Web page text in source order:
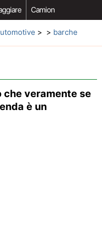
Camion
Car Opzioni Aftermarket
> > barche
veramente se
è un